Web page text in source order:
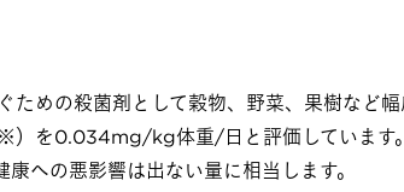
めの殺菌剤として穀物、野菜、果樹など
）を0.034mg/kg体重/日と評価しています
への悪影響は出ない量に相当します。